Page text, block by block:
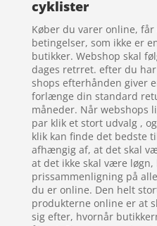
cyklister
Køber du varer online,
betingelser, som ikke er
butikker. Webshop skal
dages retrret. efter du
shops efterhånden giver
forlænge din standard
måneder. Når webshops
par klik et stort udvalg ,
klik kan finde det bedste
afhængig af, at det skal
at det ikke skal være
prissammenligning på
du er online. Den helt
produkterne online er at
sig efter, hvornår